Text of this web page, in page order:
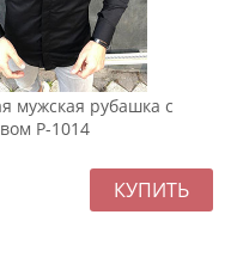
мужская рубашка с
Р-1014